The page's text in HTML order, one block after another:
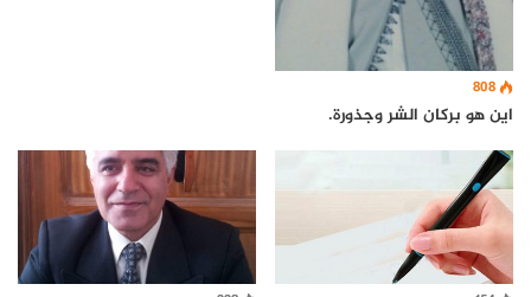
808
اين هو بركان الشر وجذورة.